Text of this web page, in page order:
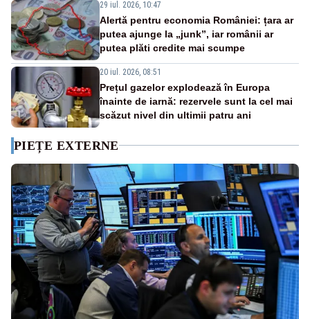
29 iul. 2026, 10:47
Alertă pentru economia României: țara ar
putea ajunge la „junk”, iar românii ar
putea plăti credite mai scumpe
20 iul. 2026, 08:51
Prețul gazelor explodează în Europa
înainte de iarnă: rezervele sunt la cel mai
scăzut nivel din ultimii patru ani
PIEȚE EXTERNE